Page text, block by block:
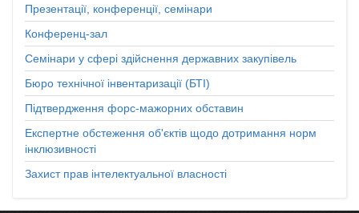
Презентації, конференції, семінари
Конференц-зал
Семінари у сфері здійснення державних закупівель
Бюро технічної інвентаризації (БТІ)
Підтвердження форс-мажорних обставин
Експертне обстеження об'єктів щодо дотримання норм
інклюзивності
Захист прав інтелектуальної власності